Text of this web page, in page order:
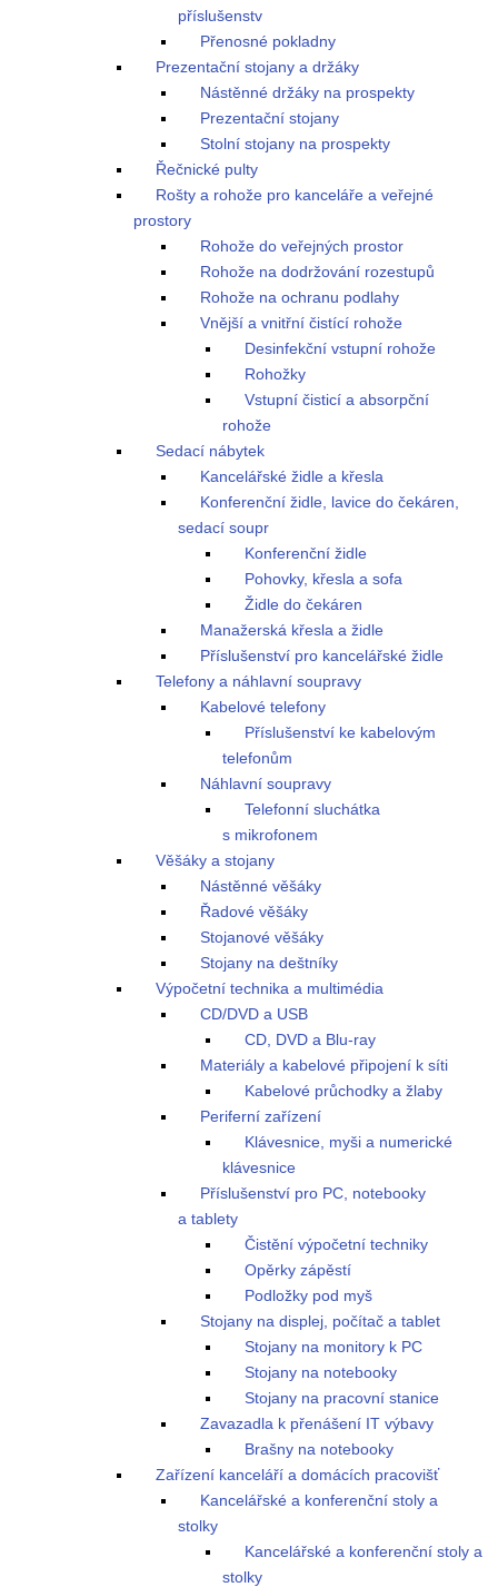
příslušenstv
Přenosné pokladny
Prezentační stojany a držáky
Nástěnné držáky na prospekty
Prezentační stojany
Stolní stojany na prospekty
Řečnické pulty
Rošty a rohože pro kanceláře a veřejné
prostory
Rohože do veřejných prostor
Rohože na dodržování rozestupů
Rohože na ochranu podlahy
Vnější a vnitřní čistící rohože
Desinfekční vstupní rohože
Rohožky
Vstupní čisticí a absorpční
rohože
Sedací nábytek
Kancelářské židle a křesla
Konferenční židle, lavice do čekáren,
sedací soupr
Konferenční židle
Pohovky, křesla a sofa
Židle do čekáren
Manažerská křesla a židle
Příslušenství pro kancelářské židle
Telefony a náhlavní soupravy
Kabelové telefony
Příslušenství ke kabelovým
telefonům
Náhlavní soupravy
Telefonní sluchátka
s mikrofonem
Věšáky a stojany
Nástěnné věšáky
Řadové věšáky
Stojanové věšáky
Stojany na deštníky
Výpočetní technika a multimédia
CD/DVD a USB
CD, DVD a Blu-ray
Materiály a kabelové připojení k síti
Kabelové průchodky a žlaby
Periferní zařízení
Klávesnice, myši a numerické
klávesnice
Příslušenství pro PC, notebooky
a tablety
Čistění výpočetní techniky
Opěrky zápěstí
Podložky pod myš
Stojany na displej, počítač a tablet
Stojany na monitory k PC
Stojany na notebooky
Stojany na pracovní stanice
Zavazadla k přenášení IT výbavy
Brašny na notebooky
Zařízení kanceláří a domácích pracovišť
Kancelářské a konferenční stoly a
stolky
Kancelářské a konferenční stoly a
stolky